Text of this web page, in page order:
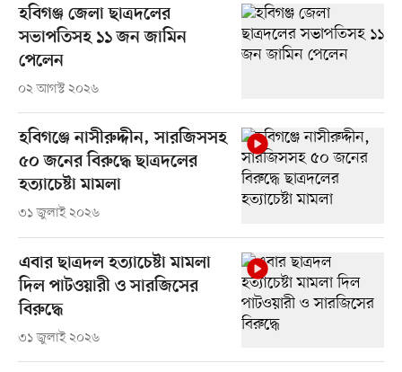
হবিগঞ্জ জেলা ছাত্রদলের
সভাপতিসহ ১১ জন জামিন
পেলেন
০২ আগস্ট ২০২৬
হবিগঞ্জে নাসীরুদ্দীন, সারজিসসহ
৫০ জনের বিরুদ্ধে ছাত্রদলের
হত্যাচেষ্টা মামলা
৩১ জুলাই ২০২৬
এবার ছাত্রদল হত্যাচেষ্টা মামলা
দিল পাটওয়ারী ও সারজিসের
বিরুদ্ধে
৩১ জুলাই ২০২৬